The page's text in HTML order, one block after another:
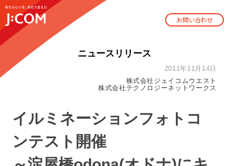
お問い合わせ
ニュースリリース
2011年11月14日
株式会社ジェイコムウエスト
株式会社テクノロジーネットワークス
イルミネーションフォトコ
ンテスト開催